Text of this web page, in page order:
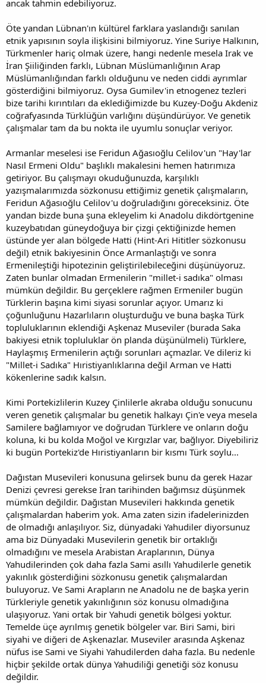
ancak tahmin edebiliyoruz.
Öte yandan Lübnan'ın kültürel farklara yaslandığı sanılan
etnik yapısının soyla ilişkisini bilmiyoruz. Yine Suriye Halkının,
Türkmenler hariç olmak üzere, hangi nedenle mesela Irak ve
İran Şiiliğinden farklı, Lübnan Müslümanlığının Arap
Müslümanlığından farklı olduğunu ve neden ciddi ayrımlar
gösterdiğini bilmiyoruz. Oysa Gumilev'in etnogenez tezleri
bize tarihi kırıntıları da eklediğimizde bu Kuzey-Doğu Akdeniz
coğrafyasında Türklüğün varlığını düşündürüyor. Ve genetik
çalışmalar tam da bu nokta ile uyumlu sonuçlar veriyor.
Armanlar meselesi ise Feridun Ağasıoğlu Celilov'un "Hay'lar
Nasıl Ermeni Oldu" başlıklı makalesini hemen hatırımıza
getiriyor. Bu çalışmayı okuduğunuzda, karşılıklı
yazışmalarımızda sözkonusu ettiğimiz genetik çalışmaların,
Feridun Ağasıoğlu Celilov'u doğruladığını göreceksiniz. Öte
yandan bizde buna şuna ekleyelim ki Anadolu dikdörtgenine
kuzeybatıdan güneydoğuya bir çizgi çektiğinizde hemen
üstünde yer alan bölgede Hatti (Hint-Ari Hititler sözkonusu
değil) etnik bakiyesinin Önce Armanlaştığı ve sonra
Ermenileştiği hipotezinin geliştirilebileceğini düşünüyoruz.
Zaten bunlar olmadan Ermenilerin "millet-i sadıka" olması
mümkün değildir. Bu gerçeklere rağmen Ermeniler bugün
Türklerin başına kimi siyasi sorunlar açıyor. Umarız ki
çoğunluğunu Hazarlıların oluşturduğu ve buna başka Türk
topluluklarının eklendiği Aşkenaz Museviler (burada Saka
bakiyesi etnik topluluklar ön planda düşünülmeli) Türklere,
Haylaşmış Ermenilerin açtığı sorunları açmazlar. Ve dileriz ki
"Millet-i Sadıka" Hıristiyanlıklarına değil Arman ve Hatti
kökenlerine sadık kalsın.
Kimi Portekizlilerin Kuzey Çinlilerle akraba olduğu sonucunu
veren genetik çalışmalar bu genetik halkayı Çin'e veya mesela
Samilere bağlamıyor ve doğrudan Türklere ve onların doğu
koluna, ki bu kolda Moğol ve Kırgızlar var, bağlıyor. Diyebiliriz
ki bugün Portekiz'de Hıristiyanların bir kısmı Türk soylu...
Dağıstan Musevileri konusuna gelirsek bunu da gerek Hazar
Denizi çevresi gerekse İran tarihinden bağımsız düşünmek
mümkün değildir. Dağıstan Musevileri hakkında genetik
çalışmalardan haberim yok. Ama zaten sizin ifadelerinizden
de olmadığı anlaşılıyor. Siz, dünyadaki Yahudiler diyorsunuz
ama biz Dünyadaki Musevilerin genetik bir ortaklığı
olmadığını ve mesela Arabistan Araplarının, Dünya
Yahudilerinden çok daha fazla Sami asıllı Yahudilerle genetik
yakınlık gösterdiğini sözkonusu genetik çalışmalardan
buluyoruz. Ve Sami Arapların ne Anadolu ne de başka yerin
Türkleriyle genetik yakınlığının söz konusu olmadığına
ulaşıyoruz. Yani ortak bir Yahudi genetik bölgesi yoktur.
Temelde üçe ayrılmış genetik bölgeler var. Biri Sami, biri
siyahi ve diğeri de Aşkenazlar. Museviler arasında Aşkenaz
nüfus ise Sami ve Siyahi Yahudilerden daha fazla. Bu nedenle
hiçbir şekilde ortak dünya Yahudiliği genetiği söz konusu
değildir.